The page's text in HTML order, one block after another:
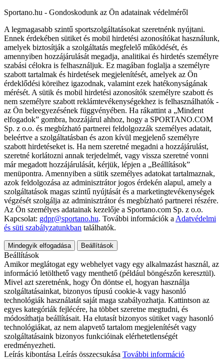
Sportano.hu - Gondoskodunk az Ön adatainak védelméről
A legmagasabb szintű sportszolgáltatásokat szeretnénk nyújtani.
Ennek érdekében sütiket és mobil hirdetési azonosítókat használunk,
amelyek biztosítják a szolgáltatás megfelelő működését, és
amennyiben hozzájárulását megadja, analitikai és hirdetés személyre
szabási célokra is felhasználjuk. Ez magában foglalja a személyre
szabott tartalmak és hirdetések megjelenítését, amelyek az Ön
érdeklődési köreihez igazodnak, valamint ezek hatékonyságának
mérését. A sütik és mobil hirdetési azonosítók személyre szabott és
nem személyre szabott reklámtevékenységekhez is felhasználhatók -
az Ön beleegyezésének függvényében. Ha rákattint a „Mindent
elfogadok” gombra, hozzájárul ahhoz, hogy a SPORTANO.COM
Sp. z o.o. és megbízható partnerei feldolgozzák személyes adatait,
beleértve a szolgáltatásban és azon kívül megjelenő személyre
szabott hirdetéseket is. Ha nem szeretné megadni a hozzájárulást,
szeretné korlátozni annak terjedelmét, vagy vissza szeretné vonni
már megadott hozzájárulását, kérjük, lépjen a „Beállítások”
menüpontra. Amennyiben a sütik személyes adatokat tartalmaznak,
azok feldolgozása az adminisztrátor jogos érdekén alapul, amely a
szolgáltatások magas szintű nyújtását és a marketingtevékenységek
végzését szolgálja az adminisztrátor és megbízható partnerei részére.
Az Ön személyes adatainak kezelője a Sportano.com Sp. z o.o.
Kapcsolat: gdpr@sportano.hu. További információk a Adatvédelmi
és süti szabályzatunkban találhatók.
Mindegyik elfogadása Beállítások
Beállítások
Amikor meglátogat egy webhelyet vagy egy alkalmazást használ, az
információ letölthető vagy menthető (például böngészőn keresztül).
Mivel azt szeretnénk, hogy Ön döntse el, hogyan használja
szolgáltatásainkat, bizonyos típusú cookie-k vagy hasonló
technológiák használatát saját maga szabályozhatja. Kattintson az
egyes kategóriák fejlécére, ha többet szeretne megtudni, és
módosíthatja beállításait. Ha elutasít bizonyos sütiket vagy hasonló
technológiákat, az nem alapvető tartalom megjelenítését vagy
szolgáltatásaink bizonyos funkcióinak elérhetetlenségét
eredményezheti.
Leírás kibontása Leírás összecsukása További információ